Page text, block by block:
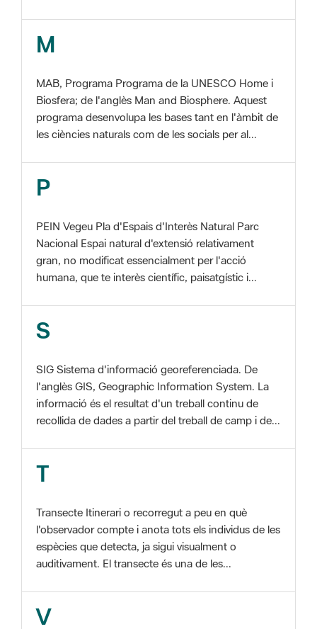
Biosfera; de l'anglès Man and Biosphere. Aquest
les ciències naturals com de les socials per al...
P
Nacional Espai natural d'extensió relativament
humana, que te interès científic, paisatgístic i...
S
l'anglès GIS, Geographic Information System. La
recollida de dades a partir del treball de camp i de...
T
auditivament. El transecte és una de les...
V
l'Àrea d'Espais Naturals de la Diputació de